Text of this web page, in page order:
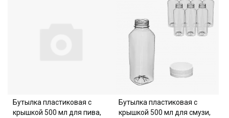
Бутылка пластиковая с
крышкой 500 мл для пива,
Бутылка пластиковая с
крышкой 500 мл для смузи,